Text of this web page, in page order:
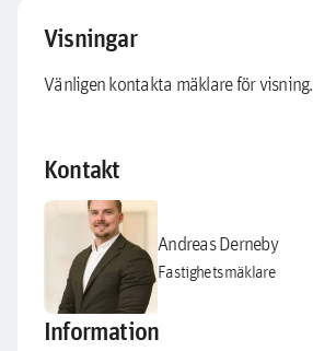
Visningar
Vänligen kontakta mäklare för visning.
Kontakt
Andreas Derneby
Fastighetsmäklare
Information